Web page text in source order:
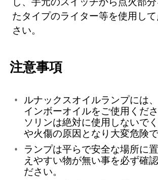
たタイプのライター等を使用し
さい。
注意事項
ルナックスオイルランプには
インボーオイルをご使用くだ
ソリンは絶対に使用しないで
や火傷の原因となり大変危険で
ランプは平らで安全な場所に
えやすい物が無い事を必ず確
ださい。